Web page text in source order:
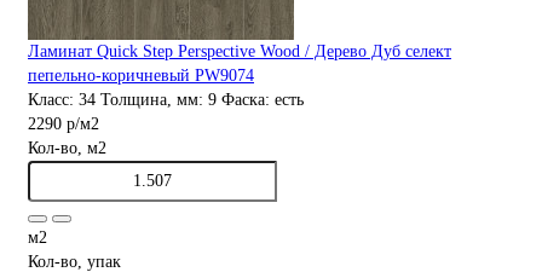
Ламинат Quick Step Perspective Wood / Дерево Дуб селект
пепельно-коричневый PW9074
Класс: 34 Толщина, мм: 9 Фаска: есть
2290 р/м2
Кол-во, м2
м2
Кол-во, упак